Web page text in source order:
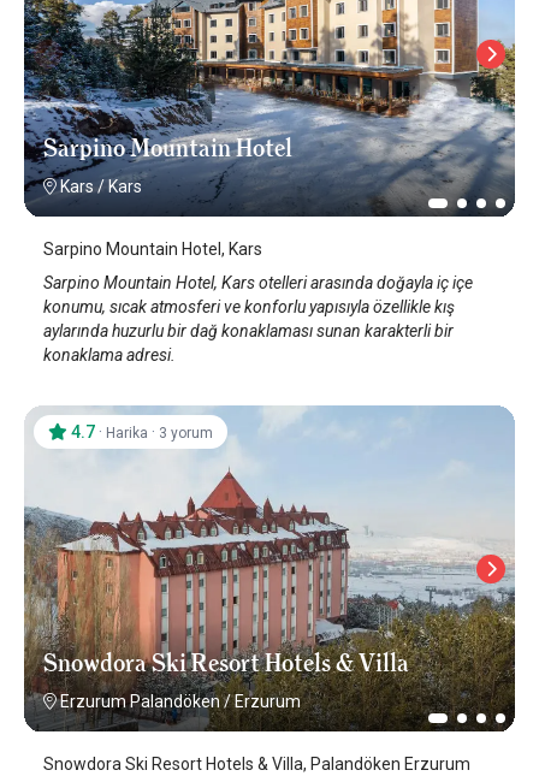
Sarpino Mountain Hotel
Kars / Kars
Sarpino Mountain Hotel, Kars
Sarpino Mountain Hotel, Kars otelleri arasında doğayla iç içe
konumu, sıcak atmosferi ve konforlu yapısıyla özellikle kış
aylarında huzurlu bir dağ konaklaması sunan karakterli bir
konaklama adresi.
Snowdora Ski Resort Hotels & Villa
Erzurum Palandöken/Erzurum
4.7 · Harika · 3 yorum
Snowdora Ski Resort Hotels & Villa, Palandöken Erzurum